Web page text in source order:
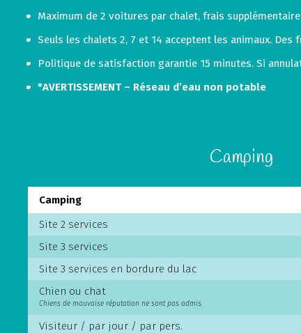
Maximum de 2 voitures par chalet, frais
Seuls les chalets 2, 7 et 14 acceptent les animaux.
Politique de satisfaction garantie 15 minutes. Si
*AVERTISSEMENT – Réseau d’eau non potable
Camping
Camping
Site 2 services
Site 3 services
Site 3 services en bordure du lac
Chien ou chat
Chiens de mauvaise réputation ne sont pas admis.
Visiteur / par jour / par pers.